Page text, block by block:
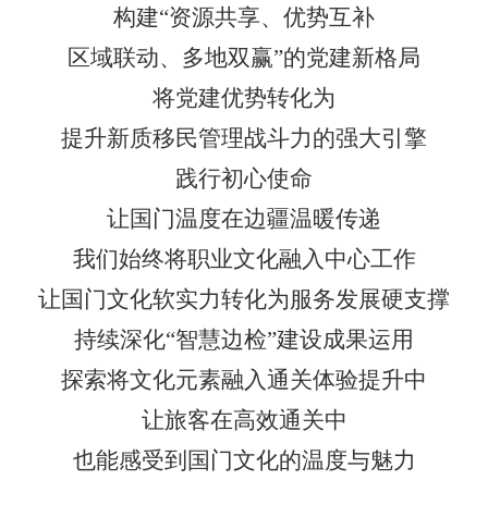
构建“资源共享、优势互补
区域联动、多地双赢”的党建新格局
将党建优势转化为
提升新质移民管理战斗力的强大引擎
践行初心使命
让国门温度在边疆温暖传递
我们始终将职业文化融入中心工作
让国门文化软实力转化为服务发展硬支撑
持续深化“智慧边检”建设成果运用
探索将文化元素融入通关体验提升中
让旅客在高效通关中
也能感受到国门文化的温度与魅力